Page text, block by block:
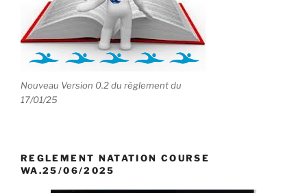
Nouveau Version 0.2 du règlement du
17/01/25
REGLEMENT NATATION COURSE
WA.25/06/2025